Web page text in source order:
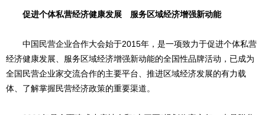
促进个体私营经济健康发展 服务区域经济增强新动能
中国民营企业合作大会始于2015年，是一项致力于促进个体私营
经济健康发展、服务区域经济增强新动能的全国性品牌活动，已成为
全国民营企业家交流合作的主要平台、推进区域经济发展的有力载
体、了解掌握民营经济政策的重要渠道。